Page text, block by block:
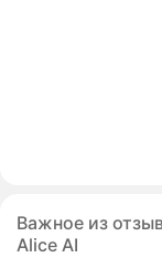
Важное из
Alice AI